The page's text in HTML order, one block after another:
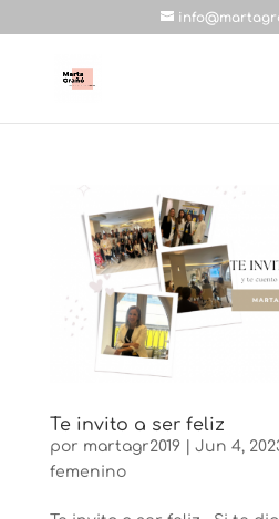
Te invito a ser feliz
por martagr2019| Jun 4,
femenino